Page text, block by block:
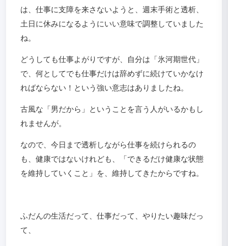
は、仕事に支障を来さないようと、週末手術と透析、
土日に休みになるようにいい意味で調整していました
ね。
どうしても仕事よがりですが、自分は「氷河期世代」
で、何としてでも仕事だけは辞めずに続けていかなけ
ればならない！という強い意志はありましたね。
古風な「男だから」ということを言う人がいるかもし
れませんが。
なので、今日まで透析しながら仕事を続けられるの
も、健康ではないけれども、「できるだけ健康な状態
を維持していくこと」を、維持してきたからですね。
ふだんの生活だって、仕事だって、やりたい趣味だっ
て、